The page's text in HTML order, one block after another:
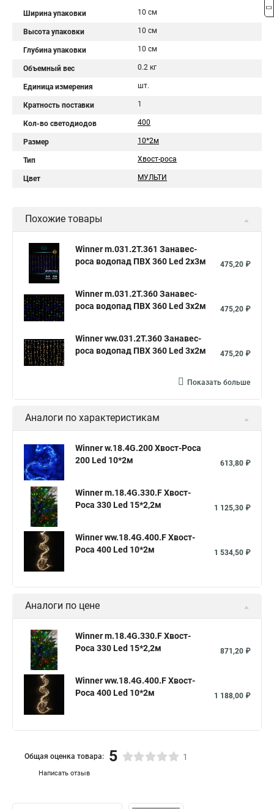
Ширина упаковки 10 см
Высота упаковки 10 см
Глубина упаковки 10 см
Объемный вес 0.2 кг
Единица измерения шт.
Кратность поставки 1
Кол-во светодиодов 400
Размер 10*2м
Тип Хвост-роса
Цвет МУЛЬТИ
Похожие товары
Winner m.031.2T.361 Занавес-
роса водопад ПВХ 360 Led 2х3м
475,20 ₽
Winner m.031.2T.360 Занавес-
роса водопад ПВХ 360 Led 3х2м
475,20 ₽
Winner ww.031.2T.360 Занавес-
роса водопад ПВХ 360 Led 3х2м
475,20 ₽
Показать больше
Аналоги по характеристикам
Winner w.18.4G.200 Хвост-Роса
200 Led 10*2м
613,80 ₽
Winner m.18.4G.330.F Хвост-
Роса 330 Led 15*2,2м
1 125,30 ₽
Winner ww.18.4G.400.F Хвост-
Роса 400 Led 10*2м
1 534,50 ₽
Аналоги по цене
Winner m.18.4G.330.F Хвост-
Роса 330 Led 15*2,2м
871,20 ₽
Winner ww.18.4G.400.F Хвост-
Роса 400 Led 10*2м
1 188,00 ₽
Написать отзыв
Общая оценка товара: 5 1